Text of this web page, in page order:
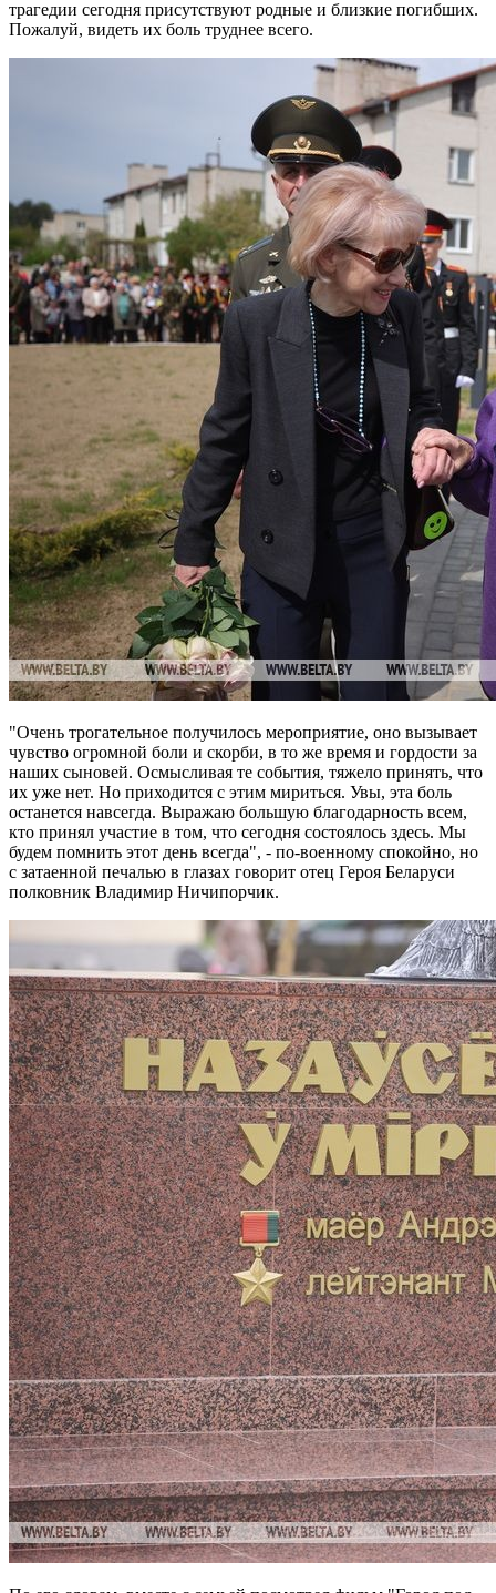
трагедии сегодня присутствуют родные и близкие погибших.
Пожалуй, видеть их боль труднее всего.
"Очень трогательное получилось мероприятие, оно вызывает
чувство огромной боли и скорби, в то же время и гордости за
наших сыновей. Осмысливая те события, тяжело принять, что
их уже нет. Но приходится с этим мириться. Увы, эта боль
останется навсегда. Выражаю большую благодарность всем,
кто принял участие в том, что сегодня состоялось здесь. Мы
будем помнить этот день всегда", - по-военному спокойно, но
с затаенной печалью в глазах говорит отец Героя Беларуси
полковник Владимир Ничипорчик.